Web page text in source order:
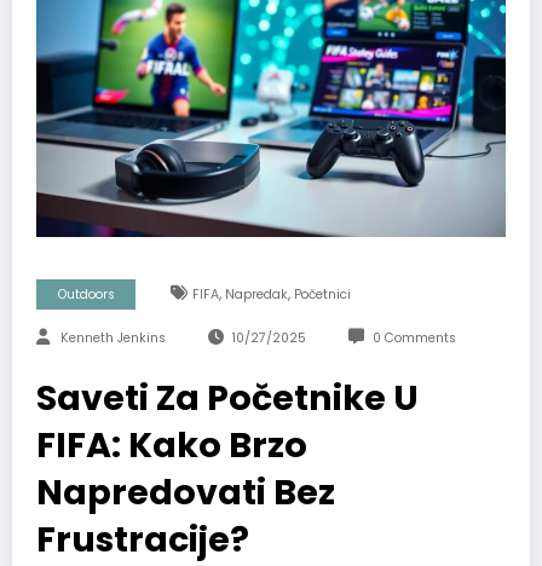
Outdoors FIFA, Napredak, Početnici
Kenneth Jenkins 10/27/2025 0 Comments
Saveti Za Početnike U
FIFA: Kako Brzo
Napredovati Bez
Frustracije?